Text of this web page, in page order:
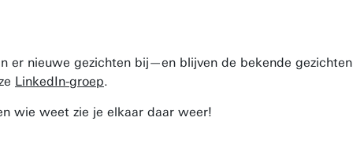
nieuwe gezichten bij—en blijven de bekende
LinkedIn-groep.
wie weet zie je elkaar daar weer!